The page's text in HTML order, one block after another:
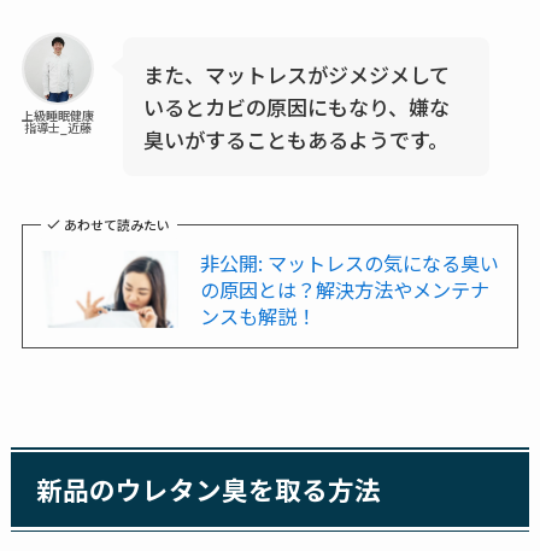
上級睡眠健康
指導士_近藤
また、マットレスがジメジメして
いるとカビの原因にもなり、嫌な
臭いがすることもあるようです。
あわせて読みたい
非公開: マットレスの気になる臭い
の原因とは？解決方法やメンテナ
ンスも解説！
新品のウレタン臭を取る方法